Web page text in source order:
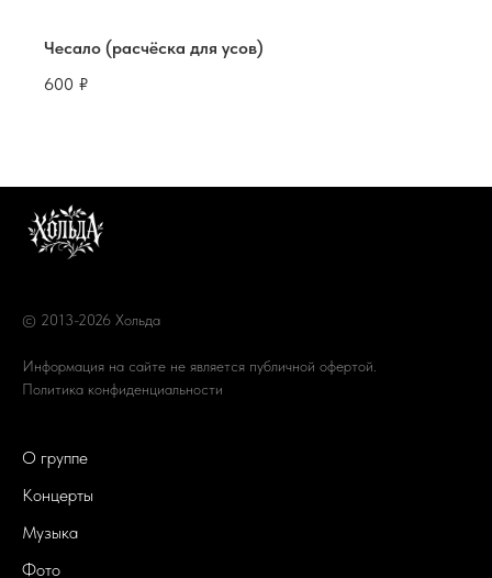
Чесало (расчёска для усов)
600 ₽
© 2013-2026 Хольда
Информация на сайте не является публичной офертой.
Политика конфиденциальности
О группе
Концерты
Музыка
Фото